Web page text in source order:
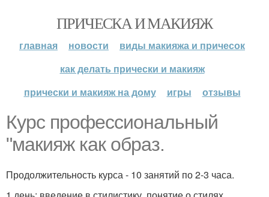
ПРИЧЕСКА И МАКИЯЖ
главная новости
виды макияжа и причесок
как делать прически и макияж
прически и макияж на дому
игры отзывы
Курс профессиональный
"макияж как образ.
Продолжительность курса - 10 занятий по 2-3 часа.